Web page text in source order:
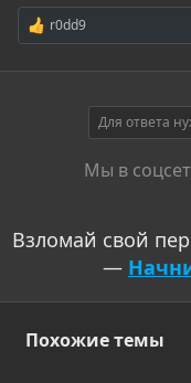
Р
е
а
r0dd9
Для ответа
Мы в
Взломай свой
—
Похожие темы